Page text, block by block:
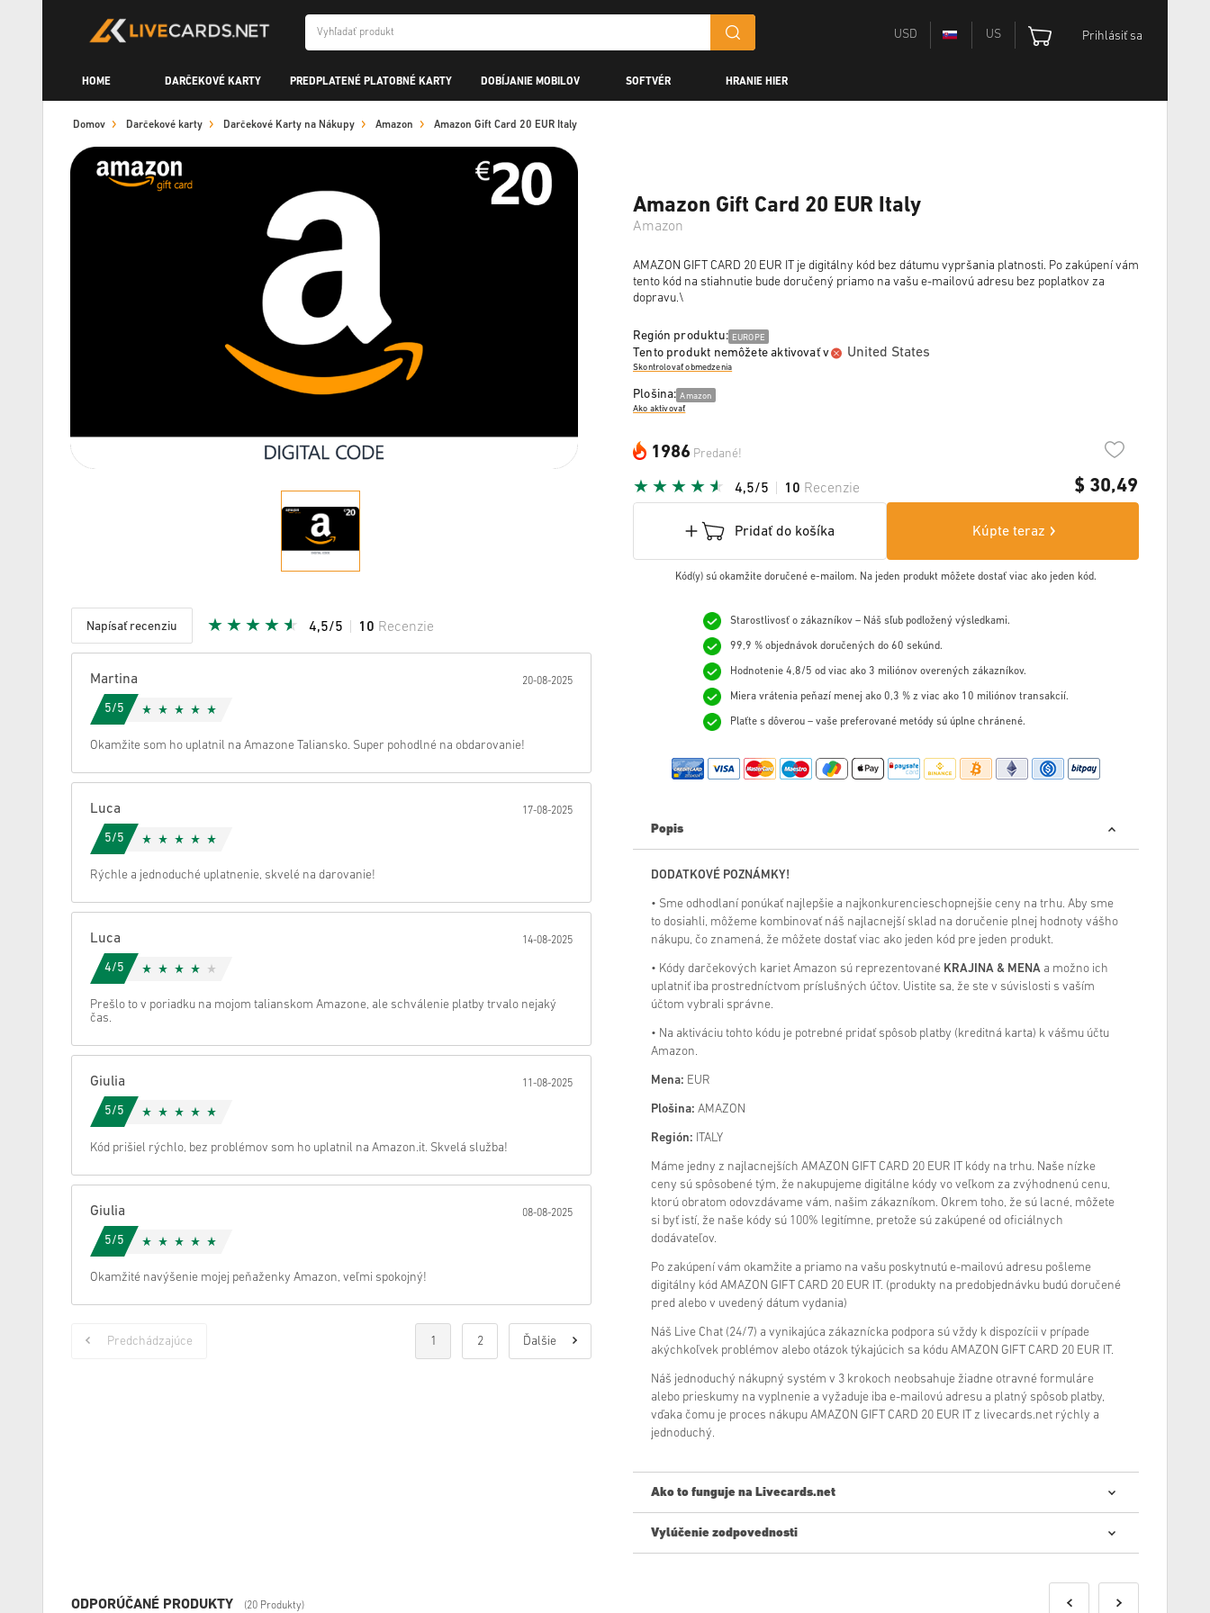
USD US Prihlásiť sa
HOME DARČEKOVÉ KARTY PREDPLATENÉ PLATOBNÉ KARTY DOBÍJANIE MOBILOV SOFTVÉR HRANIE HIER
Domov Darčekové karty Darčekové Karty na Nákupy Amazon Amazon Gift Card 20 EUR Italy
Napísať recenziu 4,5/5 10 Recenzie
Zrušiť
Martina 20-08-2025
5/5
Okamžite som ho uplatnil na Amazone Taliansko. Super pohodlné na obdarovanie!
Luca 17-08-2025
5/5
Rýchle a jednoduché uplatnenie, skvelé na darovanie!
Luca 14-08-2025
4/5
Prešlo to v poriadku na mojom talianskom Amazone, ale schválenie platby trvalo nejaký
čas.
Giulia 11-08-2025
5/5
Kód prišiel rýchlo, bez problémov som ho uplatnil na Amazon.it. Skvelá služba!
Giulia 08-08-2025
5/5
Okamžité navýšenie mojej peňaženky Amazon, veľmi spokojný!
Predchádzajúce 1 2 Ďalšie
Amazon Gift Card 20 EUR Italy
Amazon
AMAZON GIFT CARD 20 EUR IT je digitálny kód bez dátumu vypršania platnosti. Po zakúpení vám
tento kód na stiahnutie bude doručený priamo na vašu e-mailovú adresu bez poplatkov za
dopravu.\
Región produktu: EUROPE
Tento produkt nemôžete aktivovať v United States
Skontrolovať obmedzenia
Plošina: Amazon
Ako aktivovať
1986 Predané!
$ 30,49
4,5/5 10 Recenzie
Pridať do košíka Kúpte teraz
Kód(y) sú okamžite doručené e-mailom. Na jeden produkt môžete dostať viac ako jeden kód.
Starostlivosť o zákazníkov – Náš sľub podložený výsledkami.
99,9 % objednávok doručených do 60 sekúnd.
Hodnotenie 4,8/5 od viac ako 3 miliónov overených zákazníkov.
Miera vrátenia peňazí menej ako 0,3 % z viac ako 10 miliónov transakcií.
Plaťte s dôverou – vaše preferované metódy sú úplne chránené.
Popis
DODATKOVÉ POZNÁMKY!
• Sme odhodlaní ponúkať najlepšie a najkonkurencieschopnejšie ceny na trhu. Aby sme
to dosiahli, môžeme kombinovať náš najlacnejší sklad na doručenie plnej hodnoty vášho
nákupu, čo znamená, že môžete dostať viac ako jeden kód pre jeden produkt.
• Kódy darčekových kariet Amazon sú reprezentované KRAJINA & MENA a možno ich
uplatniť iba prostredníctvom príslušných účtov. Uistite sa, že ste v súvislosti s vaším
účtom vybrali správne.
• Na aktiváciu tohto kódu je potrebné pridať spôsob platby (kreditná karta) k vášmu účtu
Amazon.
Mena: EUR
Plošina: AMAZON
Región: ITALY
Máme jedny z najlacnejších AMAZON GIFT CARD 20 EUR IT kódy na trhu. Naše nízke
ceny sú spôsobené tým, že nakupujeme digitálne kódy vo veľkom za zvýhodnenú cenu,
ktorú obratom odovzdávame vám, našim zákazníkom. Okrem toho, že sú lacné, môžete
si byť istí, že naše kódy sú 100% legitímne, pretože sú zakúpené od oficiálnych
dodávateľov.
Po zakúpení vám okamžite a priamo na vašu poskytnutú e-mailovú adresu pošleme
digitálny kód AMAZON GIFT CARD 20 EUR IT. (produkty na predobjednávku budú doručené
pred alebo v uvedený dátum vydania)
Náš Live Chat (24/7) a vynikajúca zákaznícka podpora sú vždy k dispozícii v prípade
akýchkoľvek problémov alebo otázok týkajúcich sa kódu AMAZON GIFT CARD 20 EUR IT.
Náš jednoduchý nákupný systém v 3 krokoch neobsahuje žiadne otravné formuláre
alebo prieskumy na vyplnenie a vyžaduje iba e-mailovú adresu a platný spôsob platby,
vďaka čomu je proces nákupu AMAZON GIFT CARD 20 EUR IT z livecards.net rýchly a
jednoduchý.
Ako to funguje na Livecards.net
Nový na Livecards.net? Nákup digitálnych kódov je rýchly a jednoduchý:
Vylúčenie zodpovednosti
ODPORÚČANÉ PRODUKTY (20 Produkty)